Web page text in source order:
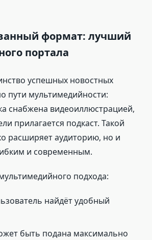
формат: лучший
портала
успешных новостных
пути мультимедийности:
снабжена видеоиллюстрацией,
прилагается подкаст. Такой
расширяет аудиторию, но и
и современным.
подхода:
найдёт удобный
быть подана максимально